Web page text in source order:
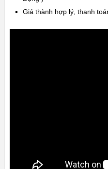
Giá thành hợp lý, thanh